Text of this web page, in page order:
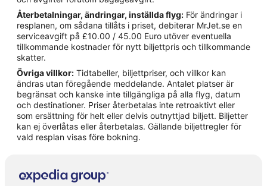
Hotell i Bellagio
Hotell i Bellano
Hotell i Colonno
Hotell i Cremia
Hotell i Dervio
Hotell i Fiumelatte
Hotell i Griante
Hotell i Lezzeno
Hotell i Lierna
Hotell i Menaggio
Återbetalningar, ändringar, inställda flyg: För ändringar i
resplanen, om sådana tillåts i priset, debiterar MrJet.se en
serviceavgift på £10.00 / 45.00 Euro utöver eventuella
tillkommande kostnader för nytt biljettpris och tillkommande
skatter.
Övriga villkor: Tidtabeller, biljettpriser, och villkor kan
ändras utan föregående meddelande. Antalet platser är
begränsat och kanske inte tillgängliga på alla flyg, datum
och destinationer. Priser återbetalas inte retroaktivt eller
som ersättning för helt eller delvis outnyttjad biljett. Biljetter
kan ej överlåtas eller återbetalas. Gällande biljettregler för
vald resplan visas före bokning.